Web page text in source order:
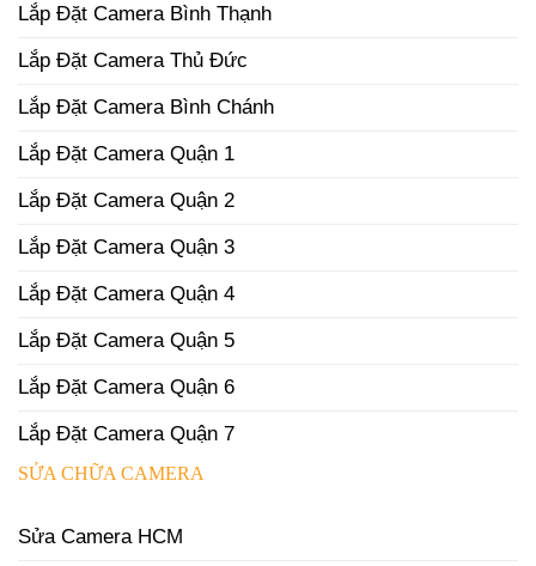
Lắp Đặt Camera Bình Thạnh
Lắp Đặt Camera Thủ Đức
Lắp Đặt Camera Bình Chánh
Lắp Đặt Camera Quận 1
Lắp Đặt Camera Quận 2
Lắp Đặt Camera Quận 3
Lắp Đặt Camera Quận 4
Lắp Đặt Camera Quận 5
Lắp Đặt Camera Quận 6
Lắp Đặt Camera Quận 7
SỬA CHỮA CAMERA
Sửa Camera HCM